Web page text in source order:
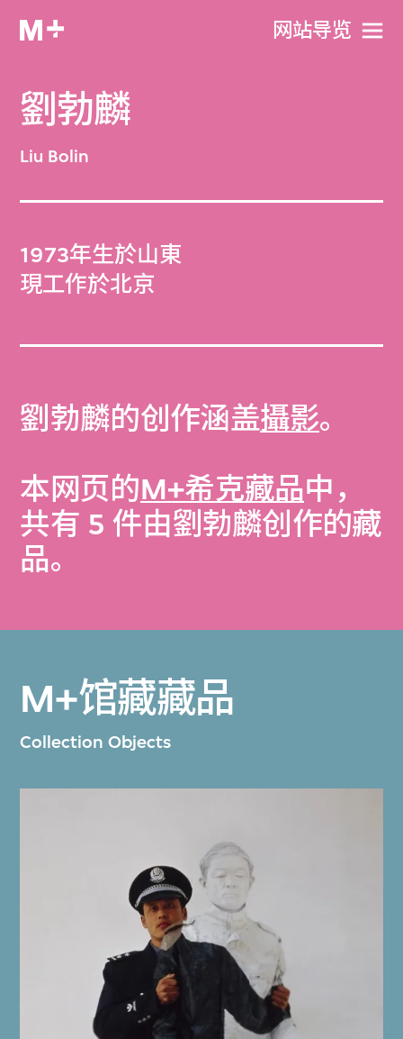
网站导览
劉勃麟
Liu Bolin
1973年生於山東
現工作於北京
劉勃麟的创作涵盖攝影。
本网页的M+希克藏品中，
共有 5 件由劉勃麟创作的藏
品。
M+馆藏藏品
Collection Objects